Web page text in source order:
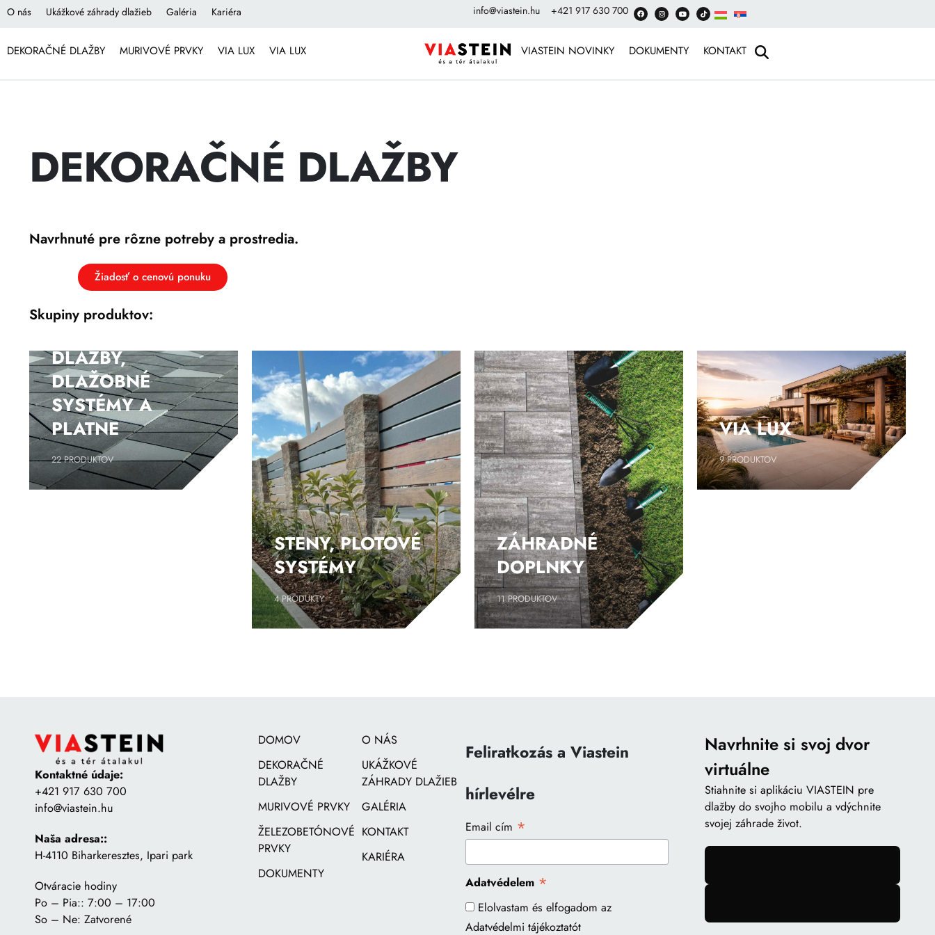
O nás Ukážkové záhrady dlažieb Galéria Kariéra info@viastein.hu +421 917 630 700
DEKORAČNÉ DLAŽBY MURIVOVÉ PRVKY VIA LUX VIA LUX VIASTEIN NOVINKY DOKUMENTY KONTAKT
DEKORAČNÉ DLAŽBY
Navrhnuté pre rôzne potreby a prostredia.
Žiadosť o cenovú ponuku
Skupiny produktov:
DLAŽBY,
DLAŽOBNÉ
SYSTÉMY A
PLATNE
22PRODUKTOV
STENY, PLOTOVÉ
SYSTÉMY
4PRODUKTY
ZÁHRADNÉ
DOPLNKY
11PRODUKTOV
VIA LUX
9PRODUKTOV
Kontaktné údaje:
+421 917 630 700
info@viastein.hu
Naša adresa::
H-4110 Biharkeresztes, Ipari park
Otváracie hodiny
Po – Pia:: 7:00 – 17:00
So – Ne: Zatvorené
DOMOV
DEKORAČNÉ
DLAŽBY
MURIVOVÉ PRVKY
ŽELEZOBETÓNOVÉ
PRVKY
DOKUMENTY
O NÁS
UKÁŽKOVÉ
ZÁHRADY DLAŽIEB
GALÉRIA
KONTAKT
KARIÉRA
Feliratkozás a Viastein
hírlevélre
Email cím *
Adatvédelem *
Elolvastam és elfogadom az
Adatvédelmi tájékoztatót
Navrhnite si svoj dvor
virtuálne
Stiahnite si aplikáciu VIASTEIN pre
dlažby do svojho mobilu a vdýchnite
svojej záhrade život.